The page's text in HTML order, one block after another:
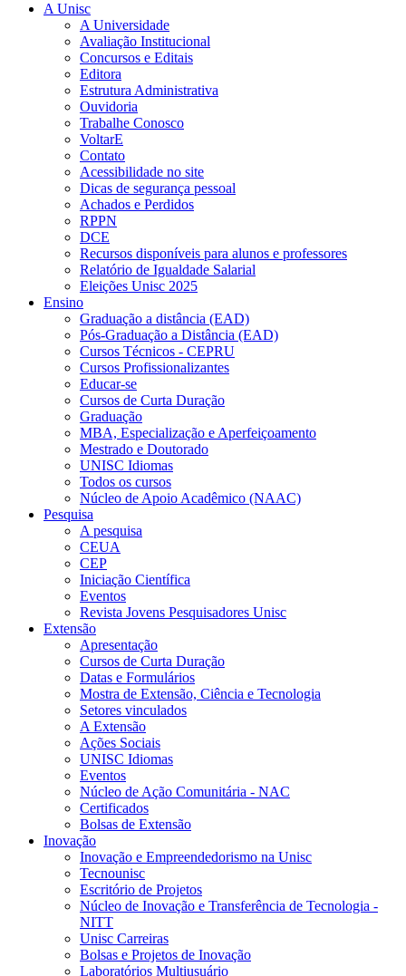
A Unisc
A Universidade
Avaliação Institucional
Concursos e Editais
Editora
Estrutura Administrativa
Ouvidoria
Trabalhe Conosco
VoltarE
Contato
Acessibilidade no site
Dicas de segurança pessoal
Achados e Perdidos
RPPN
DCE
Recursos disponíveis para alunos e professores
Relatório de Igualdade Salarial
Eleições Unisc 2025
Ensino
Graduação a distância (EAD)
Pós-Graduação a Distância (EAD)
Cursos Técnicos - CEPRU
Cursos Profissionalizantes
Educar-se
Cursos de Curta Duração
Graduação
MBA, Especialização e Aperfeiçoamento
Mestrado e Doutorado
UNISC Idiomas
Todos os cursos
Núcleo de Apoio Acadêmico (NAAC)
Pesquisa
A pesquisa
CEUA
CEP
Iniciação Científica
Eventos
Revista Jovens Pesquisadores Unisc
Extensão
Apresentação
Cursos de Curta Duração
Datas e Formulários
Mostra de Extensão, Ciência e Tecnologia
Setores vinculados
A Extensão
Ações Sociais
UNISC Idiomas
Eventos
Núcleo de Ação Comunitária - NAC
Certificados
Bolsas de Extensão
Inovação
Inovação e Empreendedorismo na Unisc
Tecnounisc
Escritório de Projetos
Núcleo de Inovação e Transferência de Tecnologia -
NITT
Unisc Carreiras
Bolsas e Projetos de Inovação
Laboratórios Multiusuário